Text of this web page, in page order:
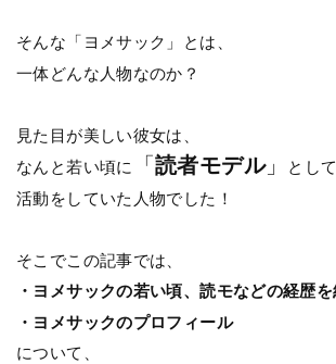
そんな「ヨメサック」とは、
一体どんな人物なのか？
見た目が美しい彼女は、
なんと若い頃に
「読者モデル」
として
活動をしていた人物でした！
そこでこの記事では、
・ヨメサックの若い頃、読モなどの経歴
・ヨメサックのプロフィール
について、